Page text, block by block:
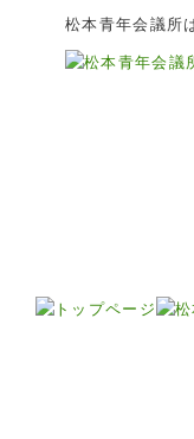
松本青年会議所